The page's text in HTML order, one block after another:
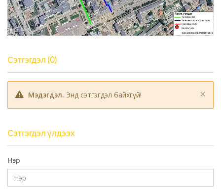
Сэтгэгдэл (0)
×
Мэдэгдэл. Энд сэтгэгдэл байхгүй!
Сэтгэгдэл үлдээх
Нэр